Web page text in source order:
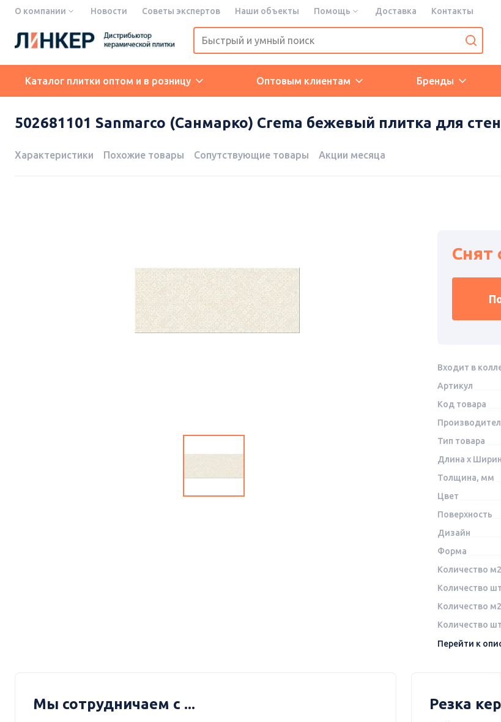
О компании Новости Советы экспертов Наши объекты Помощь Доставка Контакты
Каталог плитки оптом и в розницу Оптовым клиентам Бренды
502681101 Sanmarco (Санмарко) Crema бежевый плитка для
Характеристики Похожие товары Сопутствующие товары Акции месяца
Снят
Входит в
Артикул
Код товара
Тип товара
Длина x
Толщина, мм
Цвет
Поверхность
Дизайн
Форма
Количество
Количество
Количество
Количество
Перейти к
Мы сотрудничаем с ... Резка